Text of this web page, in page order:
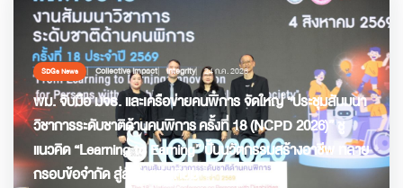
SDGs News Collective Impact Integrity 24 ก.ค. 2026
พม. จับมือ มจธ. และเครือข่ายคนพิการ จัดใหญ่ “ประชุมสัมมนา
วิชาการระดับชาติด้านคนพิการ ครั้งที่ 18 (NCPD 2026)” ชู
แนวคิด “Learning to Earning” ปั้นนวัตกรรมสร้างอาชีพ ทลาย
กรอบข้อจำกัด สู่สังคมเท่าเทียม